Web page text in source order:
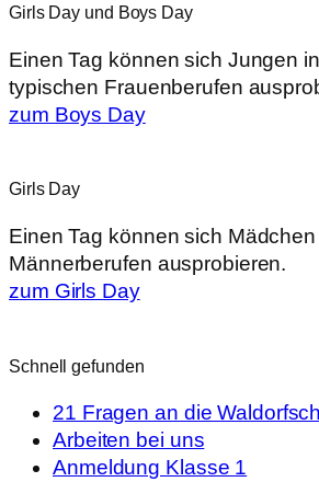
Girls Day und Boys Day
Einen Tag können sich Jungen in
typischen Frauenberufen
zum Boys Day
Girls Day
Einen Tag können sich
Männerberufen ausprobieren.
zum Girls Day
Schnell gefunden
21 Fragen an die
Arbeiten bei uns
Anmeldung Klasse 1